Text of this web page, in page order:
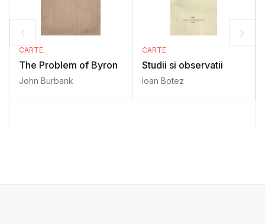
CARTE
The Problem of Byron
John Burbank
CARTE
Studii si observatii
Ioan Botez